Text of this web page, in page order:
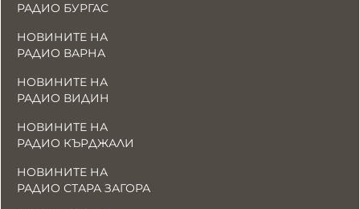
РАДИО БУРГАС
НОВИНИТЕ НА
РАДИО ВАРНА
НОВИНИТЕ НА
РАДИО ВИДИН
НОВИНИТЕ НА
РАДИО КЪРДЖАЛИ
НОВИНИТЕ НА
РАДИО СТАРА ЗАГОРА